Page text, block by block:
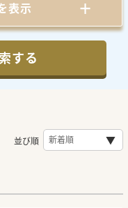
表示
する
並び順